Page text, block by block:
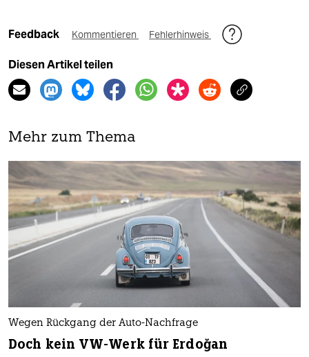
Feedback Kommentieren Fehlerhinweis
Diesen Artikel teilen
Mehr zum Thema
Wegen Rückgang der Auto-Nachfrage
Doch kein VW-Werk für Erdoğan